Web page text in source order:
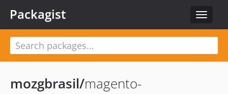
Toggle
Packagist
mozgbrasil/magento-